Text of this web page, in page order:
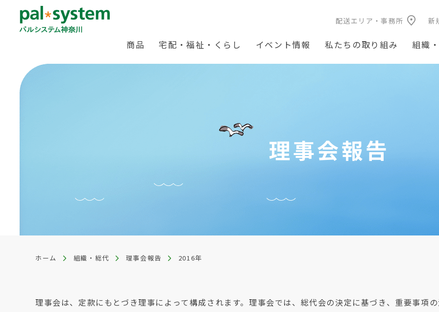
配送エリア・事務所 新
商品 宅配・福祉・くらし イベント情報 私たちの取り組み 組織
理事会報告
ホーム 組織・総代 理事会報告 2016年
理事会は、定款にもとづき理事によって構成されます。理事会では、総代会の決定に基づき、重要事項